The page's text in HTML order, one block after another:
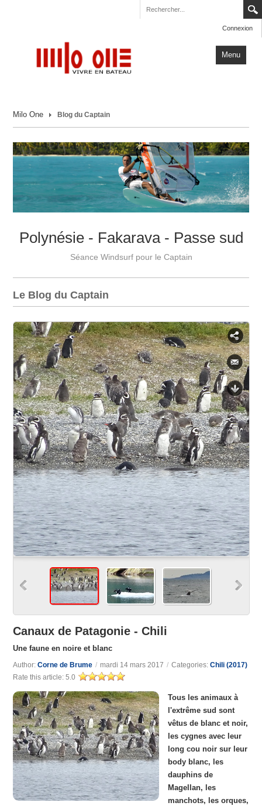
Connexion
Menu
Carnets de Voyage
Actualités
Plus
Milo One Blog du Captain
Polynésie - Fakarava - Passe sud
Séance Windsurf pour le Captain
Le Blog du Captain
Canaux de Patagonie - Chili
Une faune en noire et blanc
Author:Corne de Brume / mardi 14 mars 2017 / Categories:Chili (2017)
Rate this article:5.0
Tous les animaux à
l'extrême sud sont
vêtus de blanc et noir,
les cygnes avec leur
long cou noir sur leur
body blanc, les
dauphins de
Magellan, les
manchots, les orques,